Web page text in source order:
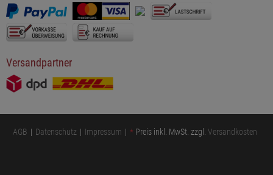
Versandpartner
AGB Datenschutz Impressum * Preis inkl. MwSt. zzgl. Versandkosten